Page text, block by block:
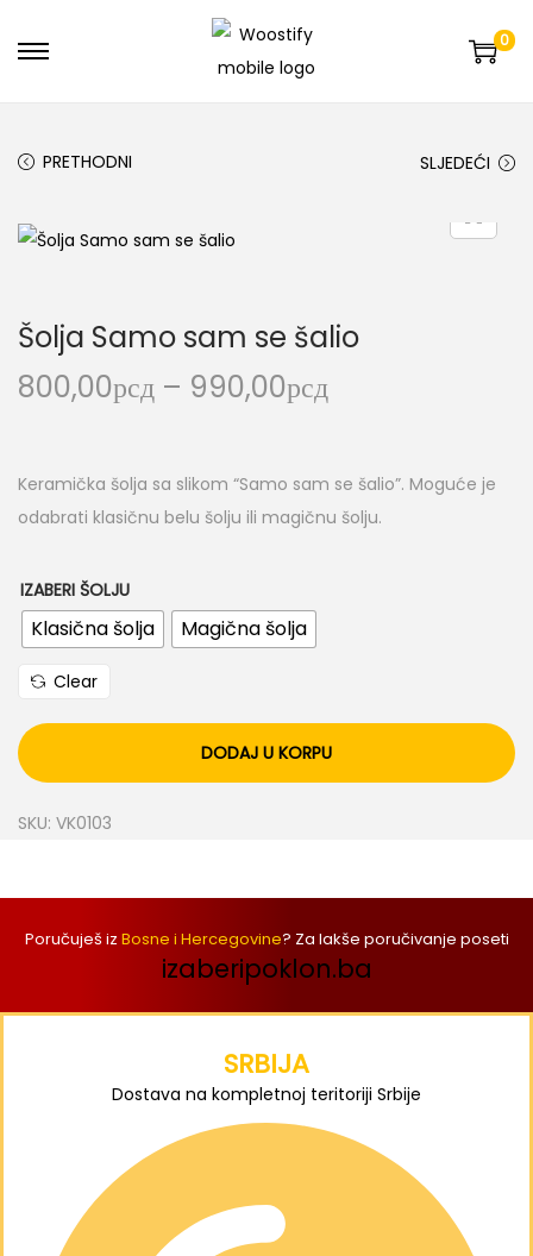
0
PRETHODNI SLJEDEĆI
Šolja Samo sam se šalio
800,00рсд – 990,00рсд
Keramička šolja sa slikom “Samo sam se šalio”. Moguće je
odabrati klasičnu belu šolju ili magičnu šolju.
IZABERI ŠOLJU
Klasična šolja Magična šolja
Clear
DODAJ U KORPU
SKU: VK0103
Poručuješ iz Bosne i Hercegovine? Za lakše poručivanje poseti
izaberipoklon.ba
SRBIJA
Dostava na kompletnoj teritoriji Srbije